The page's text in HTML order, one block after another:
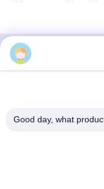
Good day, what